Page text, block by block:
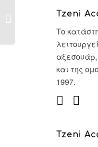
Tzeni
Το
και της
1997.
Tzeni
Deneyimleri Ve Çözüm